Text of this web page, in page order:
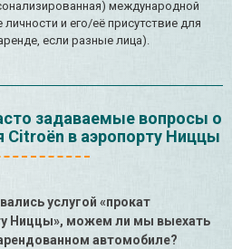
международной
и его/её присутствие для
если разные лица).
задаваемые вопросы о
Citroën в аэропорту Ниццы
услугой «прокат
Ниццы», можем ли мы выехать
автомобиле?